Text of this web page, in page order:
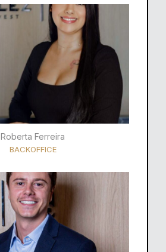
Roberta Ferreira
BACKOFFICE